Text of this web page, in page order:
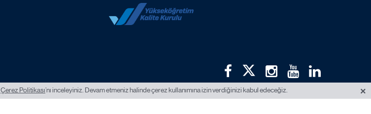
Çerez Politikası’nı inceleyiniz. Devam etmeniz halinde çerez kullanımına izin verdiğinizi kabul edeceğiz. ×